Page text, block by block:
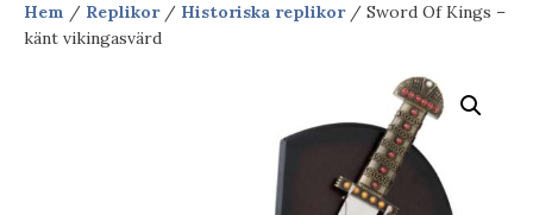
Hem / Replikor/ Historiska replikor/ Sword Of Kings –
känt vikingasvärd